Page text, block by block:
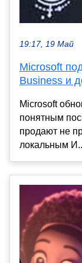
19:17, 19 Май
Microsoft
Business и
Microsoft
понятным
продают не
локальным